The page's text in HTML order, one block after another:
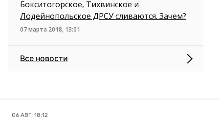
Бокситогорское, Тихвинское и
Лодейнопольское ДРСУ сливаются. Зачем?
07 марта 2018, 13:01
Все новости
06 АВГ, 18:12